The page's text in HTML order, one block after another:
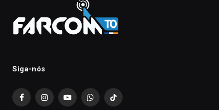
Siga-nós
FacebookInstagramYouTubeWhatsAppTikTok